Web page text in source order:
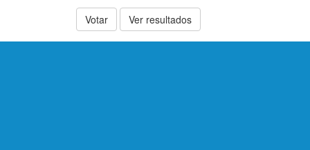
Votar Ver resultados